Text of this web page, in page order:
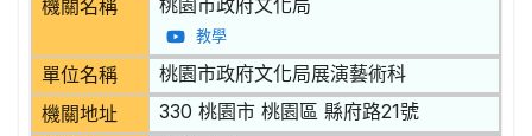
機關名稱
教學
單位名稱 桃園市政府文化局展演藝術科
機關地址 330 桃園市 桃園區 縣府路21號